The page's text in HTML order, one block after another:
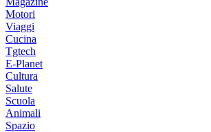
Motori
Viaggi
Cucina
Tgtech
E-Planet
Cultura
Salute
Scuola
Animali
Spazio